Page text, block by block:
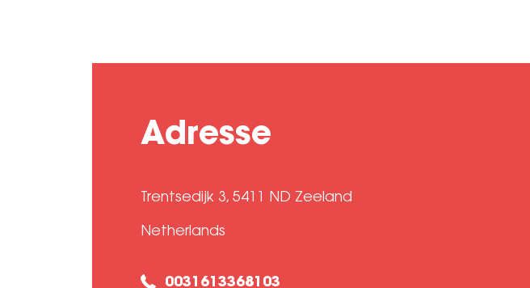
Adresse
Trentsedijk 3, 5411 ND Zeeland
Netherlands
0031613368103